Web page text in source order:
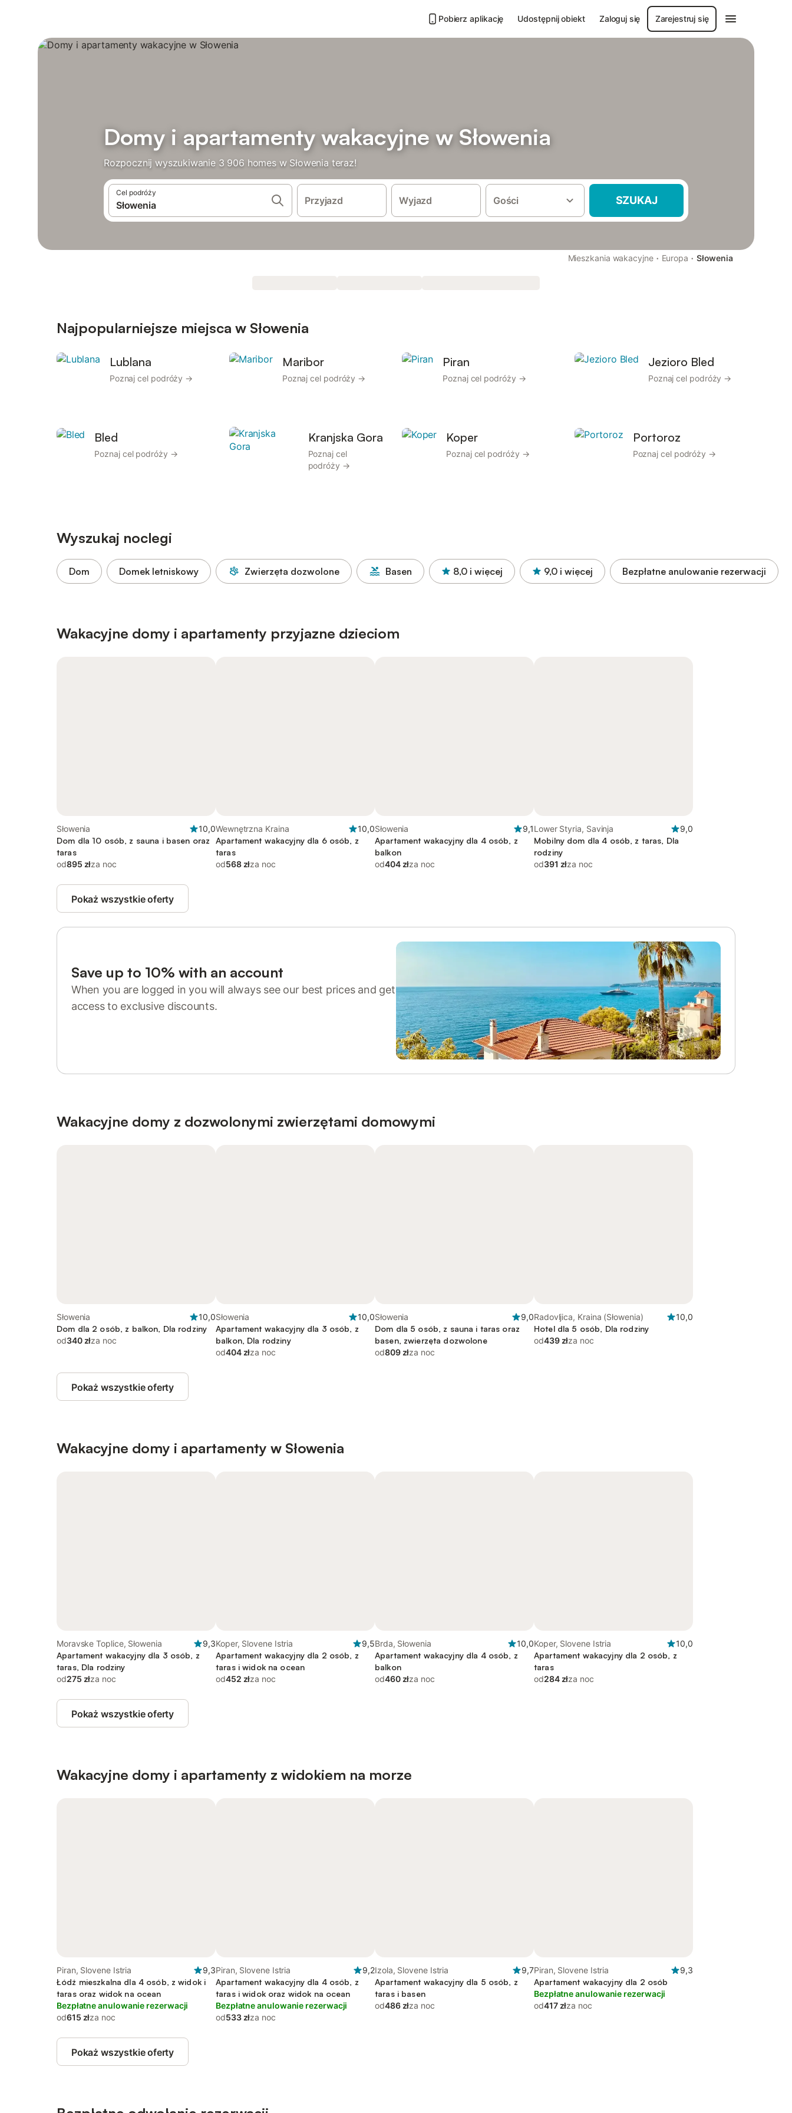
Pobierz aplikację Udostępnij obiekt Zaloguj się Zarejestruj się
Domy i apartamenty wakacyjne w Słowenia
Rozpocznij wyszukiwanie 3 906 homes w Słowenia teraz!
Cel podróży
Przyjazd Wyjazd Gości SZUKAJ
Mieszkania wakacyjne · Europa · Słowenia
Najpopularniejsze miejsca w Słowenia
Lublana
Poznaj cel podróży →
Maribor
Poznaj cel podróży →
Piran
Poznaj cel podróży →
Jezioro Bled
Poznaj cel podróży →
Bled
Poznaj cel podróży →
Kranjska Gora
Poznaj cel
podróży →
Koper
Poznaj cel podróży →
Portoroz
Poznaj cel podróży →
Wyszukaj noclegi
Dom Domek letniskowy Zwierzęta dozwolone Basen 8,0 i więcej 9,0 i więcej Bezpłatne anulowanie rezerwacji
Wakacyjne domy i apartamenty przyjazne dzieciom
Słowenia
10,0
Dom dla 10 osób, z sauna i basen oraz
taras
od895 złza noc
Wewnętrzna Kraina
10,0
Apartament wakacyjny dla 6 osób, z
taras
od568 złza noc
Słowenia
9,1
Apartament wakacyjny dla 4 osób, z
balkon
od404 złza noc
Lower Styria, Savinja
9,0
Mobilny dom dla 4 osób, z taras, Dla
rodziny
od391 złza noc
Pokaż wszystkie oferty
Save up to 10% with an account
When you are logged in you will always see our best prices and get
access to exclusive discounts.
Wakacyjne domy z dozwolonymi zwierzętami domowymi
Słowenia
10,0
Dom dla 2 osób, z balkon, Dla rodziny
od340 złza noc
Słowenia
10,0
Apartament wakacyjny dla 3 osób, z
balkon, Dla rodziny
od404 złza noc
Słowenia
9,0
Dom dla 5 osób, z sauna i taras oraz
basen, zwierzęta dozwolone
od809 złza noc
Radovljica, Kraina (Słowenia)
10,0
Hotel dla 5 osób, Dla rodziny
od439 złza noc
Pokaż wszystkie oferty
Wakacyjne domy i apartamenty w Słowenia
Moravske Toplice, Słowenia
9,3
Apartament wakacyjny dla 3 osób, z
taras, Dla rodziny
od275 złza noc
Koper, Slovene Istria
9,5
Apartament wakacyjny dla 2 osób, z
taras i widok na ocean
od452 złza noc
Brda, Słowenia
10,0
Apartament wakacyjny dla 4 osób, z
balkon
od460 złza noc
Koper, Slovene Istria
10,0
Apartament wakacyjny dla 2 osób, z
taras
od284 złza noc
Pokaż wszystkie oferty
Wakacyjne domy i apartamenty z widokiem na morze
Piran, Slovene Istria
9,3
Łódź mieszkalna dla 4 osób, z widok i
taras oraz widok na ocean
Bezpłatne anulowanie rezerwacji
od615 złza noc
Piran, Slovene Istria
9,2
Apartament wakacyjny dla 4 osób, z
taras i widok oraz widok na ocean
Bezpłatne anulowanie rezerwacji
od533 złza noc
Izola, Slovene Istria
9,7
Apartament wakacyjny dla 5 osób, z
taras i basen
od486 złza noc
Piran, Slovene Istria
9,3
Apartament wakacyjny dla 2 osób
Bezpłatne anulowanie rezerwacji
od417 złza noc
Pokaż wszystkie oferty